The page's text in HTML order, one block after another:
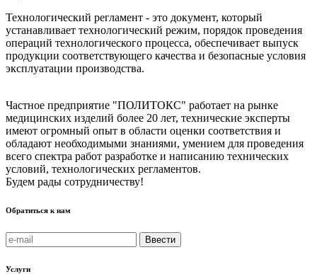
Технологический регламент - это документ, который
устанавливает технологический режим, порядок проведения
операций технологического процесса, обеспечивает выпуск
продукции соответствующего качества и безопасные условия
эксплуатации производства.
Частное предприятие "ПОЛИТОКС" работает на рынке
медицинских изделий более 20 лет, технические эксперты
имеют огромный опыт в области оценки соответствия и
обладают необходимыми знаниями, умением для проведения
всего спектра работ разработке и написанию технических
условий, технологических регламентов.
Будем рады сотрудничеству!
Обратиться к нам
Ввести
Услуги